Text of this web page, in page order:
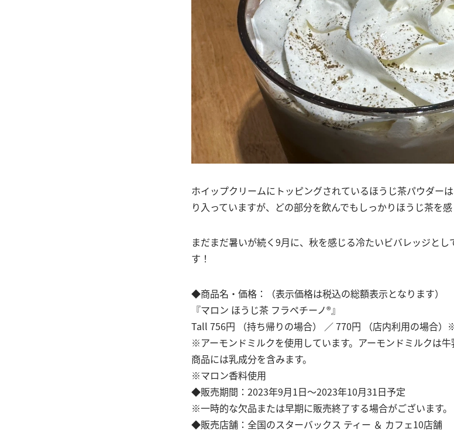
ホイップクリームにトッピングされているほうじ茶パウダー
り入っていますが、どの部分を飲んでもしっかりほうじ茶を感
まだまだ暑いが続く9月に、秋を感じる冷たいビバレッジと
す！
◆商品名・価格：（表示価格は税込の総額表示となります）
『マロン ほうじ茶 フラペチーノ®』
Tall 756円 （持ち帰りの場合） ／ 770円 （店内利用の場合
※アーモンドミルクを使用しています。アーモンドミルクは
商品には乳成分を含みます。
※マロン香料使用
◆販売期間：2023年9月1日〜2023年10月31日予定
※一時的な欠品または早期に販売終了する場合がございます。
◆販売店舗：全国のスターバックス ティー ＆ カフェ10店舗